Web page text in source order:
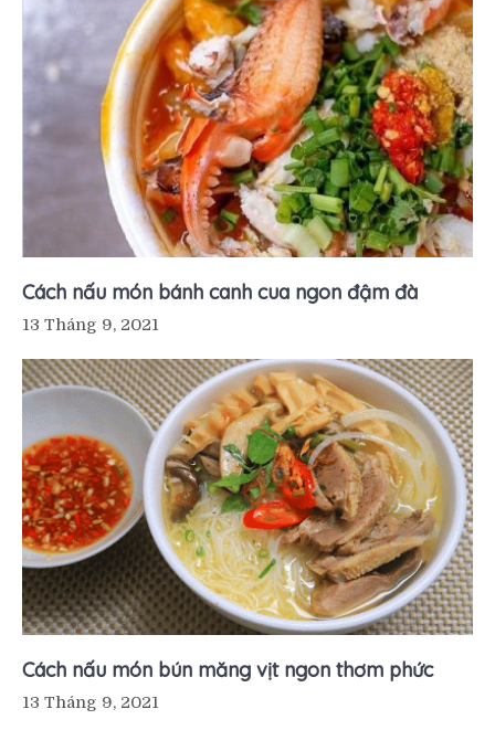
Cách nấu món bánh canh cua ngon đậm đà
13 Tháng 9, 2021
Cách nấu món bún măng vịt ngon thơm phức
13 Tháng 9, 2021